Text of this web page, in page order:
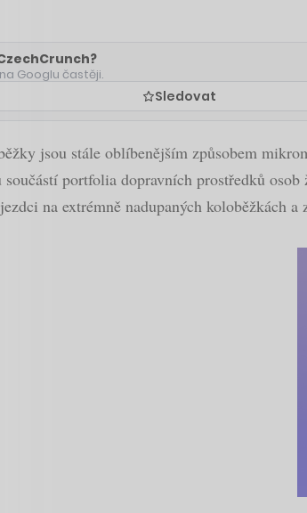
Googlu častěji.
Sledovat
jsou stále oblíbenějším způsobem
portfolia dopravních prostředků
na extrémně nadupaných koloběžkách